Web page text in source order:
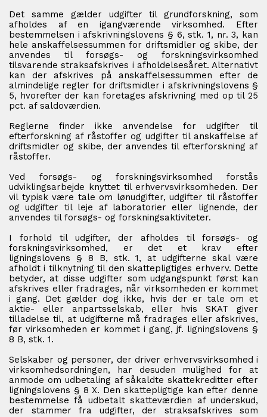
Det samme gælder udgifter til grundforskning, som
afholdes af en igangværende virksomhed. Efter
bestemmelsen i afskrivningslovens § 6, stk. 1, nr. 3, kan
hele anskaffelsessummen for driftsmidler og skibe, der
anvendes til forsøgs- og forskningsvirksomhed
tilsvarende straksafskrives i afholdelsesåret. Alternativt
kan der afskrives på anskaffelsessummen efter de
almindelige regler for driftsmidler i afskrivningslovens §
5, hvorefter der kan foretages afskrivning med op til 25
pct. af saldoværdien.
Reglerne finder ikke anvendelse for udgifter til
efterforskning af råstoffer og udgifter til anskaffelse af
driftsmidler og skibe, der anvendes til efterforskning af
råstoffer.
Ved forsøgs- og forskningsvirksomhed forstås
udviklingsarbejde knyttet til erhvervsvirksomheden. Der
vil typisk være tale om lønudgifter, udgifter til råstoffer
og udgifter til leje af laboratorier eller lignende, der
anvendes til forsøgs- og forskningsaktiviteter.
I forhold til udgifter, der afholdes til forsøgs- og
forskningsvirksomhed, er det et krav efter
ligningslovens § 8 B, stk. 1, at udgifterne skal være
afholdt i tilknytning til den skattepligtiges erhverv. Dette
betyder, at disse udgifter som udgangspunkt først kan
afskrives eller fradrages, når virksomheden er kommet
i gang. Det gælder dog ikke, hvis der er tale om et
aktie- eller anpartsselskab, eller hvis SKAT giver
tilladelse til, at udgifterne må fradrages eller afskrives,
før virksomheden er kommet i gang, jf. ligningslovens §
8 B, stk. 1.
Selskaber og personer, der driver erhvervsvirksomhed i
virksomhedsordningen, har desuden mulighed for at
anmode om udbetaling af såkaldte skattekreditter efter
ligningslovens § 8 X. Den skattepligtige kan efter denne
bestemmelse få udbetalt skatteværdien af underskud,
der stammer fra udgifter, der straksafskrives som